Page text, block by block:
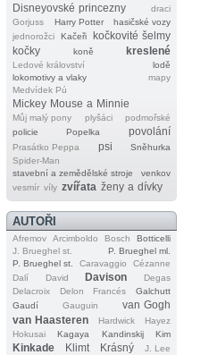
Disneyovské princezny
draci
Gorjuss
Harry Potter
hasičské vozy
jednorožci
Kačeři
kočkovité šelmy
kočky
koně kreslené
Ledové království
lodě
lokomotivy a vlaky
mapy
Medvídek Pú
Mickey Mouse a Minnie
Můj malý pony plyšáci
podmořské
policie
Popelka povolání
Prasátko Peppa psi
Sněhurka
Spider‐Man
stavební a zemědělské stroje
venkov
vesmír víly zvířata ženy a dívky
AUTOŘI
Afremov Arcimboldo Bosch
Botticelli
J. Brueghel st.
P. Brueghel ml.
P. Brueghel st.
Caravaggio
Cézanne
Dalí
David Davison
Degas
Delacroix
Delon Francés
Galchutt
Gaudí
Gauguin
van Gogh
van Haasteren
Hardwick
Hayez
Hokusai
Kagaya Kandinskij Kim
Kinkade Klimt Krásný
J. Lee